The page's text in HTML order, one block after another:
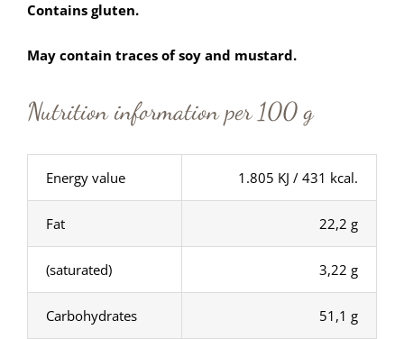
Contains gluten.
May contain traces of soy and mustard.
Nutrition information per 100 g
Energy value 1.805 KJ / 431 kcal.
Fat 22,2 g
(saturated) 3,22 g
Carbohydrates 51,1 g